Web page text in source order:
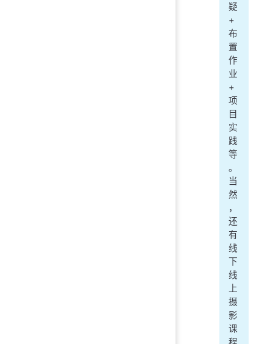
疑
+
布
置
作
业
+
项
目
实
践
等
。
当
然
，
还
有
线
下
线
上
摄
影
课